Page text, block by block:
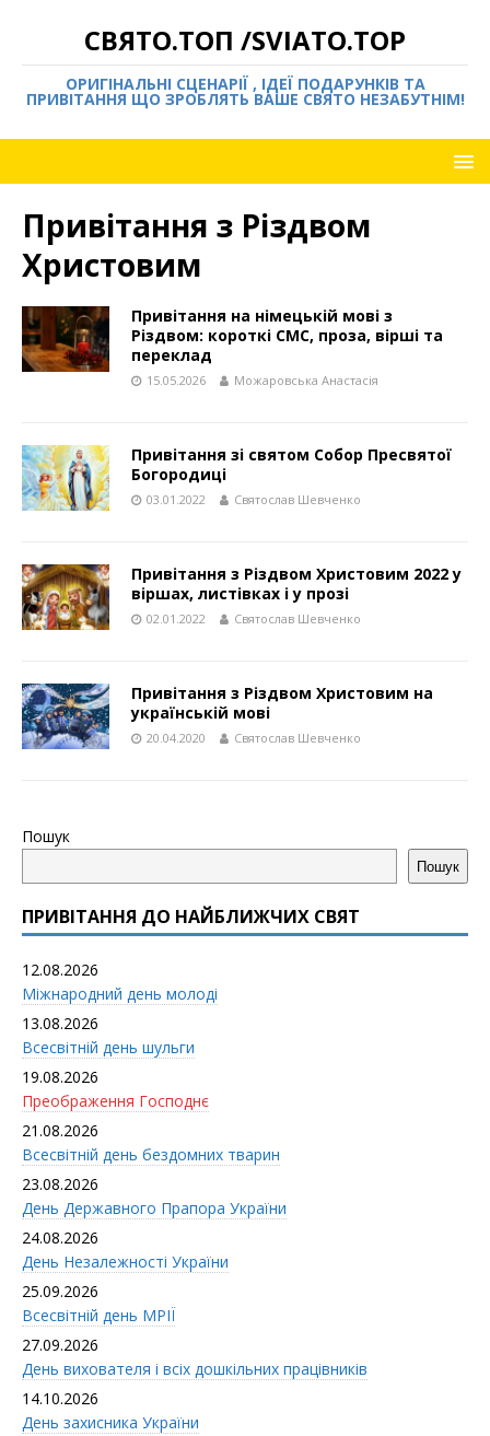
СВЯТО.ТОП /SVIATO.TOP
ОРИГІНАЛЬНІ СЦЕНАРІЇ , ІДЕЇ ПОДАРУНКІВ ТА
ПРИВІТАННЯ ЩО ЗРОБЛЯТЬ ВАШЕ СВЯТО НЕЗАБУТНІМ!
Привітання з Різдвом
Христовим
Привітання на німецькій мові з
Різдвом: короткі СМС, проза, вірші та
переклад
15.05.2026 Можаровська Анастасія
Привітання зі святом Собор Пресвятої
Богородиці
03.01.2022 Святослав Шевченко
Привітання з Різдвом Христовим 2022 у
віршах, листівках і у прозі
02.01.2022 Святослав Шевченко
Привітання з Різдвом Христовим на
українській мові
20.04.2020 Святослав Шевченко
Пошук
Пошук
ПРИВІТАННЯ ДО НАЙБЛИЖЧИХ СВЯТ
12.08.2026
Міжнародний день молоді
13.08.2026
Всесвітній день шульги
19.08.2026
Преображення Господнє
21.08.2026
Всесвітній день бездомних тварин
23.08.2026
День Державного Прапора України
24.08.2026
День Незалежності України
25.09.2026
Всесвітній день МРІЇ
27.09.2026
День вихователя і всіx дошкільних працівників
14.10.2026
День захисника України